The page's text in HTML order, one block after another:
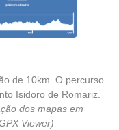
de 10km. O percurso
Isidoro de Romariz.
dos mapas em
Viewer)